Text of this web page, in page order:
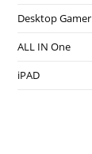
Desktop Gamer
ALL IN One
iPAD